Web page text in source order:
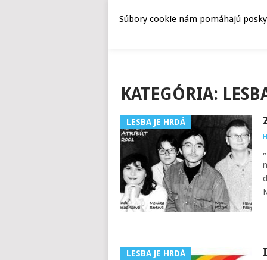
KATEGÓRIA:
LESBA JE HRDÁ
LESBA JE HRDÁ
Súbory cookie nám pomáhajú